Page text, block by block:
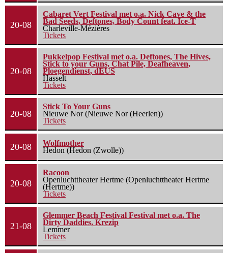
20-08
Cabaret Vert Festival met o.a. Nick Cave & the
Bad Seeds, Deftones, Body Count feat. Ice-T
Charleville-Mézières
Tickets
20-08
Pukkelpop Festival met o.a. Deftones, The Hives,
Stick to your Guns, Chat Pile, Deafheaven,
Ploegendienst, dEUS
Hasselt
Tickets
20-08
Stick To Your Guns
Nieuwe Nor (Nieuwe Nor (Heerlen))
Tickets
20-08
Wolfmother
Hedon (Hedon (Zwolle))
20-08
Racoon
Openluchttheater Hertme (Openluchttheater Hertme
(Hertme))
Tickets
21-08
Glemmer Beach Festival Festival met o.a. The
Dirty Daddies, Krezip
Lemmer
Tickets